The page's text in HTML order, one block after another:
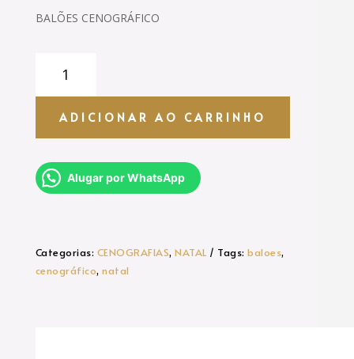
BALÕES CENOGRÁFICO
CENOGRÁFICOS
quantidade
ADICIONAR AO CARRINHO
Alugar por WhatsApp
Categorias: CENOGRAFIAS,NATAL Tags:baloes,
cenográfico,natal